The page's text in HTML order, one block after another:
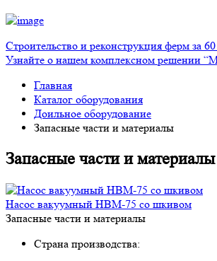
Строительство и реконструкция ферм за
Узнайте о нашем комплексном решении
Главная
Каталог оборудования
Доильное оборудование
Запасные части и материалы
Запасные части и материалы
Насос вакуумный НВМ-75 со шкивом
Запасные части и материалы
Страна производства: